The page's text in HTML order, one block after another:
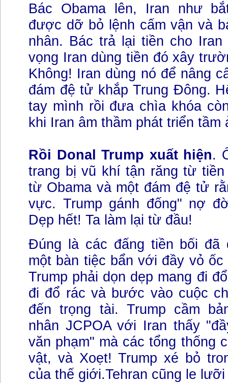
Bác Obama lên, Iran như
được dỡ bỏ lệnh cấm vận và
nhân. Bác trả lại tiền cho
vọng Iran dùng tiền đó xây
Không! Iran dùng nó để nâng
đám đệ tử khắp Trung Đông.
tay mình rồi đưa chìa khóa
khi Iran âm thầm phát triển
Rồi Donal Trump xuất hiện.
trang bị vũ khí tận răng từ
từ Obama và một đám đệ tử
vực. Trump gánh đống" nợ
Dẹp hết! Ta làm lại từ đầu!
Đúng là các đấng tiền bối đã
một bàn tiệc bẩn với đầy vỏ
Trump phải dọn dẹp mang đi
đi đổ rác và bước vào cuộc
đến trọng tài. Trump cầm
nhân JCPOA với Iran thấy
văn phạm" mà các tổng thống
vật, và Xoẹt! Trump xé bỏ
của thế giới.Tehran cũng le